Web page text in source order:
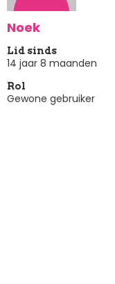
Noek
Lid sinds
14 jaar 8 maanden
Rol
Gewone gebruiker